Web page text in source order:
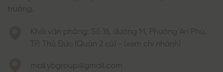
trường.
Khối văn phòng: Số 16, đường M, Phường An Phú,
TP. Thủ Đức (Quận 2 cũ) - (xem chi nhánh)
mail.ybgroup@gmail.com